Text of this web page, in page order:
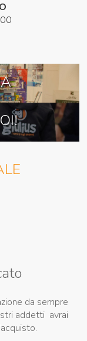
da sempre
addetti avrai